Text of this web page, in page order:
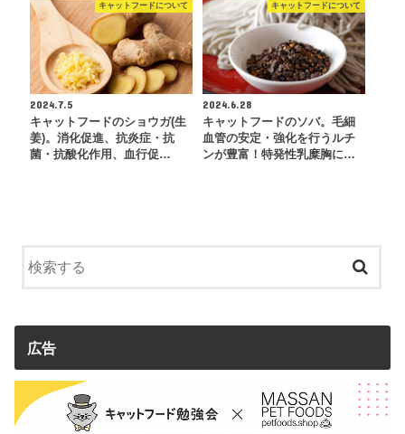
キャットフードについて
2024.7.5
キャットフードのショウガ(生
姜)。消化促進、抗炎症・抗
菌・抗酸化作用、血行促…
キャットフードについて
2024.6.28
キャットフードのソバ。毛細
血管の安定・強化を行うルチ
ンが豊富！特発性乳糜胸に…
広告